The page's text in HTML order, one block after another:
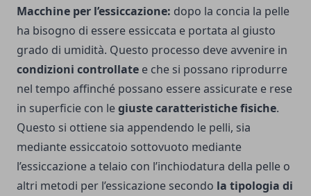
Macchine per l’essiccazione: dopo la concia la pelle
ha bisogno di essere essiccata e portata al giusto
grado di umidità. Questo processo deve avvenire in
condizioni controllate e che si possano riprodurre
nel tempo affinché possano essere assicurate e rese
in superficie con legiuste caratteristiche fisiche.
Questo si ottiene sia appendendo le pelli, sia
mediante essiccatoio sottovuoto mediante
l’essiccazione a telaio con l’inchiodatura della pelle o
altri metodi per l’essicazione secondo la tipologia di